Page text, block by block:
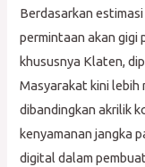
Berdasarkan
permintaan akan gigi
khususnya Klaten,
Masyarakat kini lebih
dibandingkan akrilik
kenyamanan jangka
digital dalam